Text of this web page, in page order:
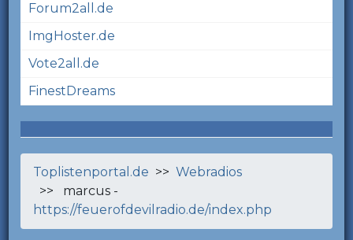
Forum2all.de
ImgHoster.de
Vote2all.de
FinestDreams
Toplistenportal.de >>Webradios
>> marcus -
https://feuerofdevilradio.de/index.php